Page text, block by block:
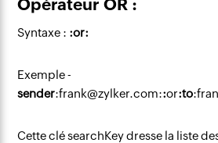
Opérateur OR :
Syntaxe : :or:
Exemple -
sender:frank@zylker.com::or:to
Cette clé searchKey dresse la liste